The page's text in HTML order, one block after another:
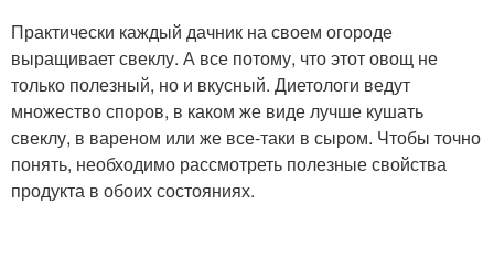
Практически каждый дачник на своем огороде
выращивает свеклу. А все потому, что этот овощ не
только полезный, но и вкусный. Диетологи ведут
множество споров, в каком же виде лучше кушать
свеклу, в вареном или же все-таки в сыром. Чтобы точно
понять, необходимо рассмотреть полезные свойства
продукта в обоих состояниях.